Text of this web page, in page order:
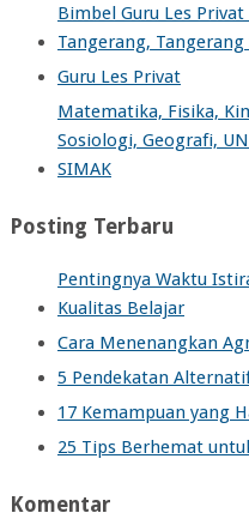
Bimbel Guru Les
Tangerang,
Guru Les Privat
Matematika, Fisika,
Sosiologi, Geografi,
SIMAK
Posting Terbaru
Pentingnya Waktu
Kualitas Belajar
Cara Menenangkan
5 Pendekatan
17 Kemampuan yang
25 Tips Berhemat
Komentar